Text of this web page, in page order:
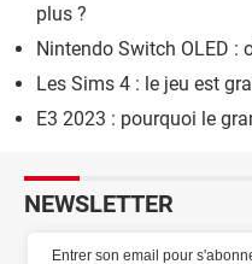
plus ?
Nintendo Switch OLED :
Les Sims 4 : le jeu est
E3 2023 : pourquoi le
NEWSLETTER